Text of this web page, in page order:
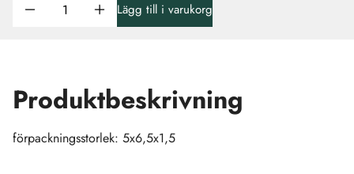
Lägg till i varukorg
Produktbeskrivning
förpackningsstorlek: 5x6,5x1,5